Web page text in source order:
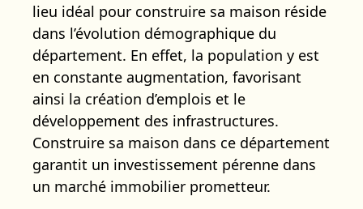
lieu idéal pour construire sa maison réside
dans l’évolution démographique du
département. En effet, la population y est
en constante augmentation, favorisant
ainsi la création d’emplois et le
développement des infrastructures.
Construire sa maison dans ce département
garantit un investissement pérenne dans
un marché immobilier prometteur.